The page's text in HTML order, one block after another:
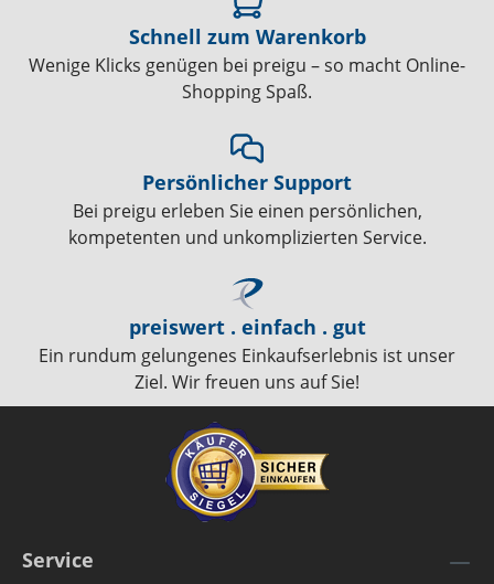
Schnell zum Warenkorb
Wenige Klicks genügen bei preigu – so macht Online-
Shopping Spaß.
Persönlicher Support
Bei preigu erleben Sie einen persönlichen,
kompetenten und unkomplizierten Service.
preiswert . einfach . gut
Ein rundum gelungenes Einkaufserlebnis ist unser
Ziel. Wir freuen uns auf Sie!
Service